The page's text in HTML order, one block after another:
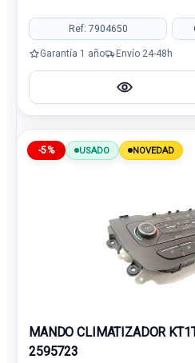
Ref: 7904650
Garantía 1 año Envío 24-48h
-5% USADO NOVEDAD
MANDO CLIMATIZADOR
2595723